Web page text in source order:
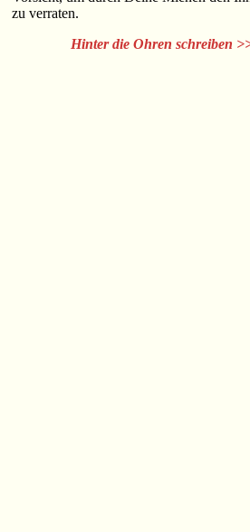
zu verraten.
Hinter die Ohren schreiben